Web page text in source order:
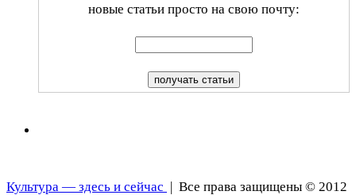
новые статьи просто на свою почту:
Культура — здесь и сейчас | Все права защищены © 2012